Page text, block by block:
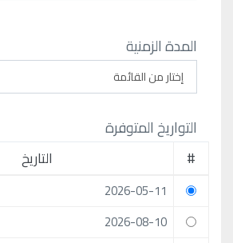
المدة الزمنية
التواريخ المتوفرة
# التاريخ
2026-05-11
2026-08-10